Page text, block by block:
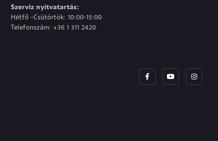
Szerviz nyitvatartás:
Hétfő -Csütörtök: 10:00-15:00
Telefonszám: +36 1 311 2420